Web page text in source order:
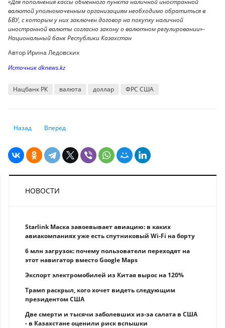
валютой уполномоченным организациям необходимо обратиться в
БВУ, с которым у них заключен договор на покупку наличной
иностранной валюты согласно закону о валютном регулировании»-
Национальный банк Республики Казахстан
Автор Ирина Ледовских
Источник dknews.kz
Нацбанк РК валюта доллар ФРС США
Предыдущий: Вкладчики ЕНПФ потеряли 285 млрд тенге своих
Назад Следующий: Ашимбаев о прогрессивном ИПН: 95%
Вперед
НОВОСТИ
Starlink Маска завоевывает авиацию: в каких
авиакомпаниях уже есть спутниковый Wi-Fi на борту
6 млн загрузок: почему пользователи переходят на
этот навигатор вместо Google Maps
Экспорт электромобилей из Китая вырос на 120%
Трамп раскрыл, кого хочет видеть следующим
президентом США
Две смерти и тысячи заболевших из-за салата в США
- в Казахстане оценили риск вспышки